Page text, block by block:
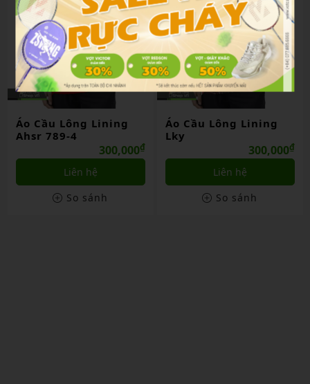
Áo Cầu Lông Lining
Ahsr 789-4
300,000₫
Liên hệ
So sánh
Áo Cầu Lông Lining
Lky
300,000₫
Liên hệ
So sánh